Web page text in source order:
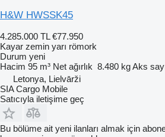
H&W HWSSK45
4.285.000 TL €77.950
Kayar zemin yarı römork
Durum yeni
Hacim 95 m³ Net ağırlık 8.480 kgAks
Letonya, Lielvārži
SIA Cargo Mobile
Satıcıyla iletişime geç
Bu bölüme ait yeni ilanları almak için